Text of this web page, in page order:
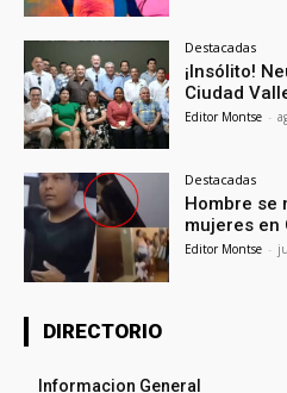
Destacadas
¡Insólito!
Ciudad
Editor Montse -
Destacadas
Hombre se
mujeres en
Editor Montse -
DIRECTORIO
Informacion General